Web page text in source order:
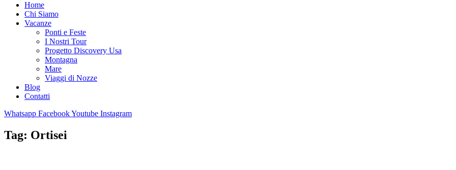
Home
Chi Siamo
Vacanze
Ponti e Feste
I Nostri Tour
Progetto Discovery Usa
Montagna
Mare
Viaggi di Nozze
Blog
Contatti
Whatsapp FacebookYoutube Instagram
Tag: Ortisei